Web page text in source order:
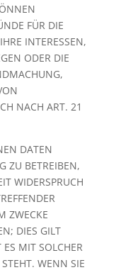
FÜR DIE
INTERESSEN,
ODER DIE
NACH ART. 21
DATEN
ZU BETREIBEN,
WIDERSPRUCH
ZWECKE
DIES GILT
MIT SOLCHER
WENN SIE